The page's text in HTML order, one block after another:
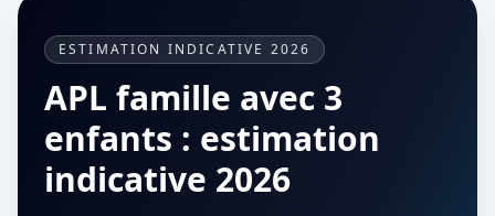
ESTIMATION INDICATIVE 2026
APL famille avec 3
enfants : estimation
indicative 2026